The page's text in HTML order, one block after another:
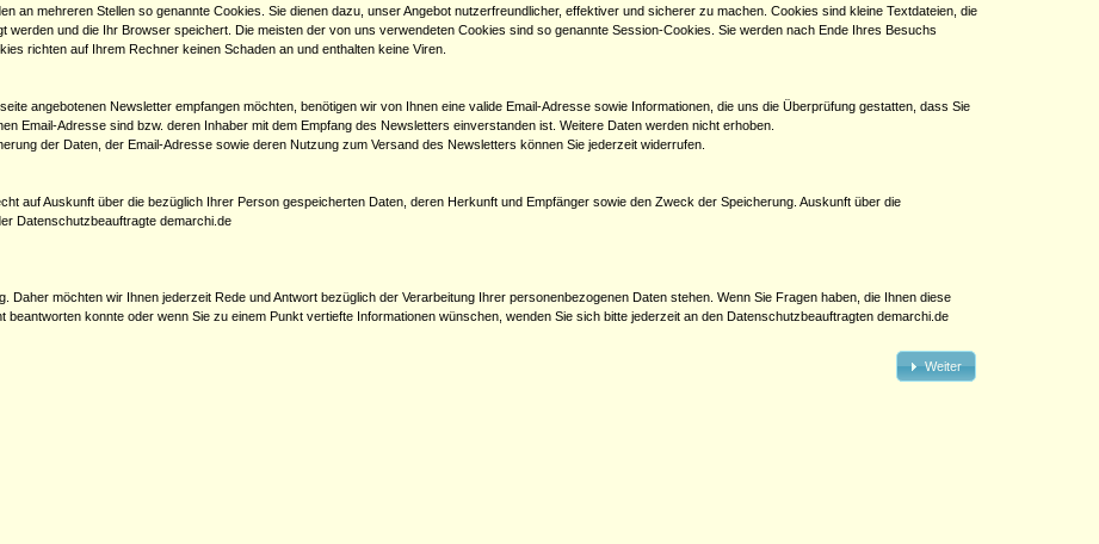
an mehreren Stellen so genannte Cookies. Sie dienen dazu, unser Angebot nutzerfreundlicher, effektiver und sicherer zu machen. Cookies sind kleine Textdateien, die
werden und die Ihr Browser speichert. Die meisten der von uns verwendeten Cookies sind so genannte Session-Cookies. Sie werden nach Ende Ihres Besuchs
richten auf Ihrem Rechner keinen Schaden an und enthalten keine Viren.
angebotenen Newsletter empfangen möchten, benötigen wir von Ihnen eine valide Email-Adresse sowie Informationen, die uns die Überprüfung gestatten, dass Sie
Email-Adresse sind bzw. deren Inhaber mit dem Empfang des Newsletters einverstanden ist. Weitere Daten werden nicht erhoben.
der Daten, der Email-Adresse sowie deren Nutzung zum Versand des Newsletters können Sie jederzeit widerrufen.
auf Auskunft über die bezüglich Ihrer Person gespeicherten Daten, deren Herkunft und Empfänger sowie den Zweck der Speicherung. Auskunft über die
Datenschutzbeauftragte demarchi.de
Daher möchten wir Ihnen jederzeit Rede und Antwort bezüglich der Verarbeitung Ihrer personenbezogenen Daten stehen. Wenn Sie Fragen haben, die Ihnen diese
beantworten konnte oder wenn Sie zu einem Punkt vertiefte Informationen wünschen, wenden Sie sich bitte jederzeit an den Datenschutzbeauftragten demarchi.de
Weiter